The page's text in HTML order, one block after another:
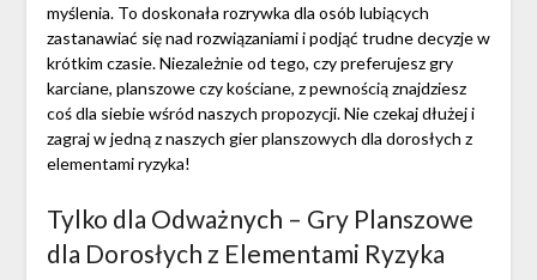
myślenia. To doskonała rozrywka dla osób lubiących
zastanawiać się nad rozwiązaniami i podjąć trudne decyzje w
krótkim czasie. Niezależnie od tego, czy preferujesz gry
karciane, planszowe czy kościane, z pewnością znajdziesz
coś dla siebie wśród naszych propozycji. Nie czekaj dłużej i
zagraj w jedną z naszych gier planszowych dla dorosłych z
elementami ryzyka!
Tylko dla Odważnych – Gry Planszowe
dla Dorosłych z Elementami Ryzyka